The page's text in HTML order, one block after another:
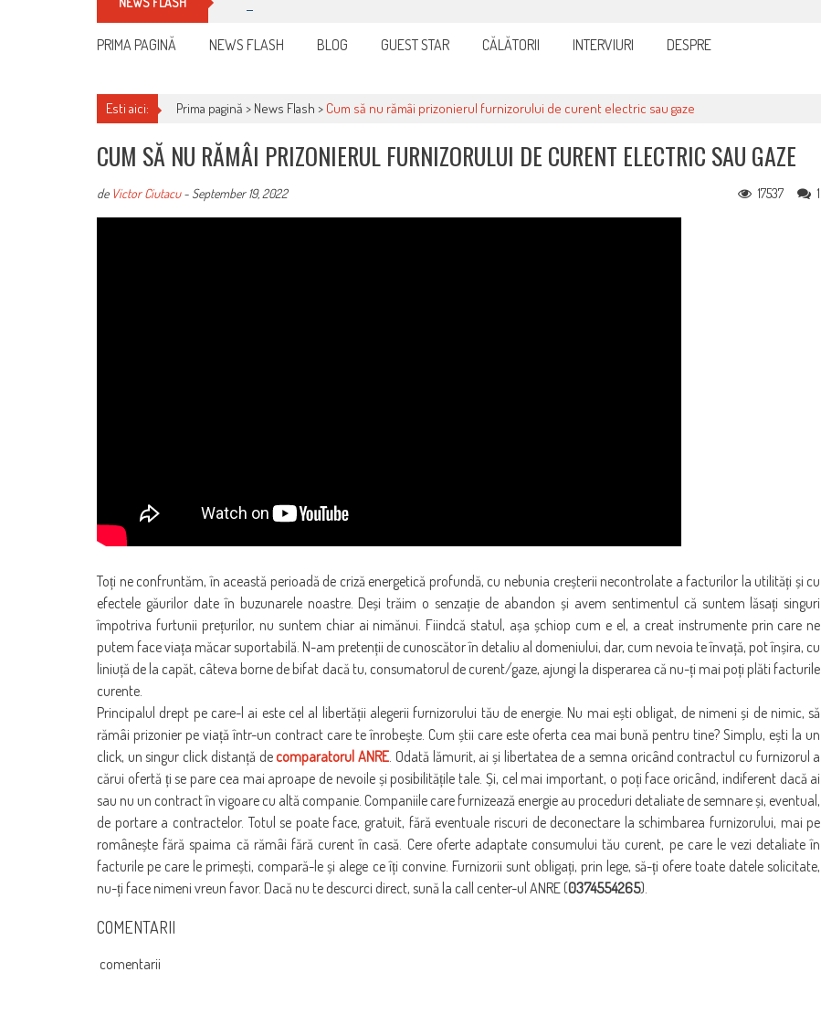
PRIMA PAGINĂ NEWS FLASH BLOG GUEST STAR CĂLĂTORII INTERVIURI DESPRE
Esti aici: Prima pagină > News Flash > Cum să nu rămâi prizonierul furnizorului de curent electric sau gaze
CUM SĂ NU RĂMÂI PRIZONIERUL FURNIZORULUI DE CURENT ELECTRIC SAU GAZE
de Victor Ciutacu- September 19, 2022 1
17537
Toți ne confruntăm, în această perioadă de criză energetică profundă, cu nebunia creșterii necontrolate a facturilor la utilități și cu
efectele găurilor date în buzunarele noastre. Deși trăim o senzație de abandon și avem sentimentul că suntem lăsați singuri
împotriva furtunii prețurilor, nu suntem chiar ai nimănui. Fiindcă statul, așa șchiop cum e el, a creat instrumente prin care ne
putem face viața măcar suportabilă. N-am pretenții de cunoscător în detaliu al domeniului, dar, cum nevoia te învață, pot înșira, cu
liniuță de la capăt, câteva borne de bifat dacă tu, consumatorul de curent/gaze, ajungi la disperarea că nu-ți mai poți plăti facturile
curente.
Principalul drept pe care-l ai este cel al libertății alegerii furnizorului tău de energie. Nu mai ești obligat, de nimeni și de nimic, să
rămâi prizonier pe viață într-un contract care te înrobește. Cum știi care este oferta cea mai bună pentru tine? Simplu, ești la un
click, un singur click distanță decomparatorul ANRE. Odată lămurit, ai și libertatea de a semna oricând contractul cu furnizorul a
cărui ofertă ți se pare cea mai aproape de nevoile și posibilitățile tale. Și, cel mai important, o poți face oricând, indiferent dacă ai
sau nu un contract în vigoare cu altă companie. Companiile care furnizează energie au proceduri detaliate de semnare și, eventual,
de portare a contractelor. Totul se poate face, gratuit, fără eventuale riscuri de deconectare la schimbarea furnizorului, mai pe
românește fără spaima că rămâi fără curent în casă. Cere oferte adaptate consumului tău curent, pe care le vezi detaliate în
facturile pe care le primești, compară-le și alege ce îți convine. Furnizorii sunt obligați, prin lege, să-ți ofere toate datele solicitate,
nu-ți face nimeni vreun favor. Dacă nu te descurci direct, sună la call center-ul ANRE (0374554265).
COMENTARII
comentarii